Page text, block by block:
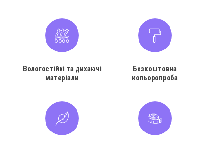
Вологостійкі та дихаючі
матеріали
Безкоштовна
кольоропроба